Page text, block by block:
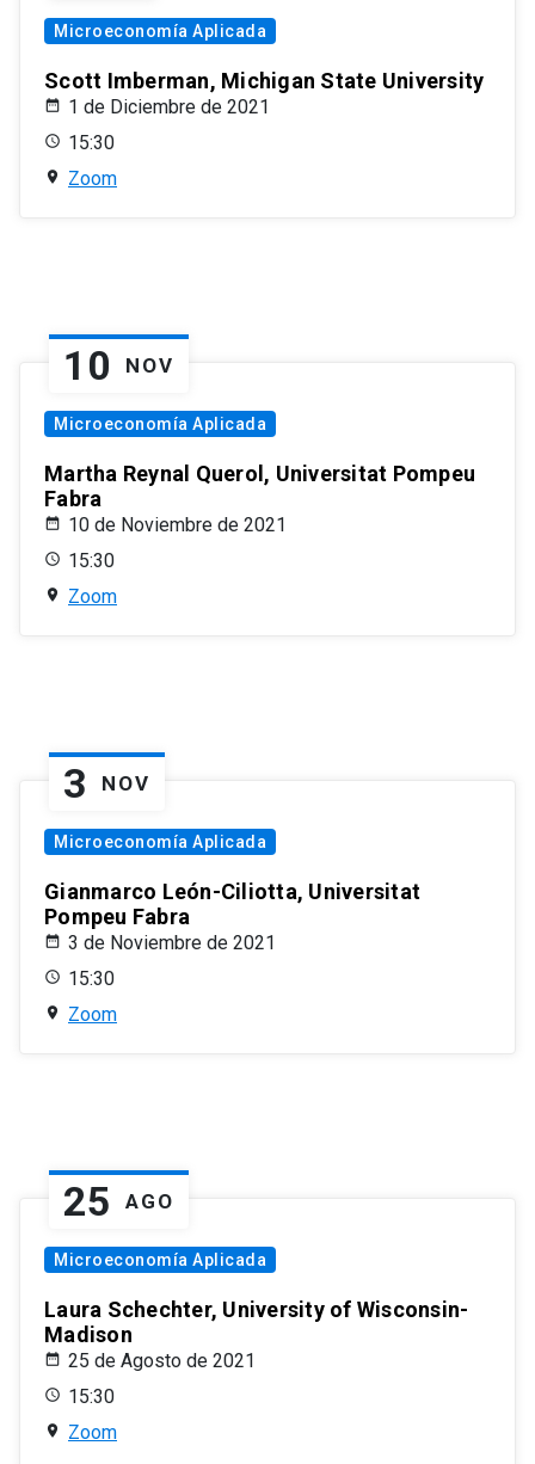
Microeconomía Aplicada
Scott Imberman, Michigan State University
1 de Diciembre de 2021
15:30
Zoom
10 NOV
Microeconomía Aplicada
Martha Reynal Querol, Universitat Pompeu
Fabra
10 de Noviembre de 2021
15:30
Zoom
3 NOV
Microeconomía Aplicada
Gianmarco León-Ciliotta, Universitat
Pompeu Fabra
3 de Noviembre de 2021
15:30
Zoom
25 AGO
Microeconomía Aplicada
Laura Schechter, University of Wisconsin-
Madison
25 de Agosto de 2021
15:30
Zoom